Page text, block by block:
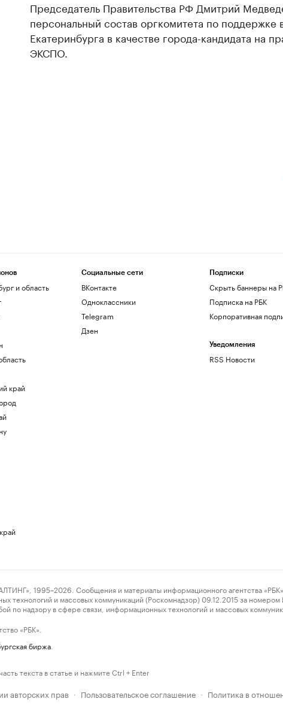
Председатель Правительства РФ Дмитрий
персональный состав оргкомитета по поддержке
Екатеринбурга в качестве города-кандидата на
ЭКСПО.
и область
край
Социальные сети
ВКонтакте
Одноклассники
Telegram
Дзен
Подписки
Скрыть баннеры на
Подписка на РБК
Корпоративная
Уведомления
RSS Новости
1995–2026. Сообщения и материалы информационного агентства «РБК»
технологий и массовых коммуникаций (Роскомнадзор) 09.12.2015 за
по надзору в сфере связи, информационных технологий и массовых
«РБК».
биржа
текста в статье и нажмите Ctrl + Enter
авторских прав · Пользовательское соглашение · Политика в